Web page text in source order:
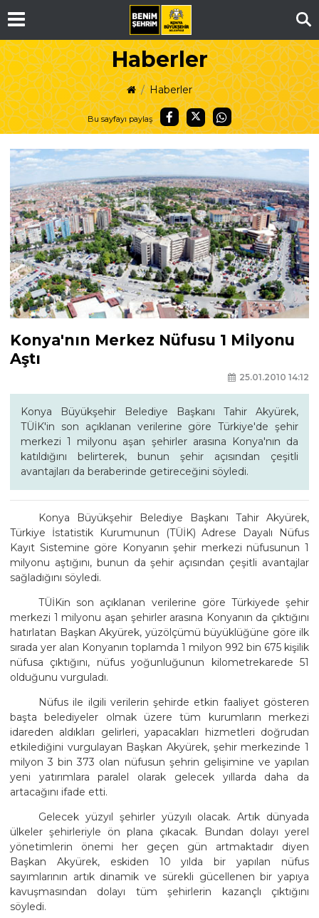
Haberler
Haberler
Bu sayfayı paylaş
Konya'nın Merkez Nüfusu 1 Milyonu
Aştı
25.01.2010 14:12
Konya Büyükşehir Belediye Başkanı Tahir Akyürek,
TÜİK'in son açıklanan verilerine göre Türkiye'de şehir
merkezi 1 milyonu aşan şehirler arasına Konya'nın da
katıldığını belirterek, bunun şehir açısından çeşitli
avantajları da beraberinde getireceğini söyledi.
Konya Büyükşehir Belediye Başkanı Tahir Akyürek,
Türkiye İstatistik Kurumunun (TÜİK) Adrese Dayalı Nüfus
Kayıt Sistemine göre Konyanın şehir merkezi nüfusunun 1
milyonu aştığını, bunun da şehir açısından çeşitli avantajlar
sağladığını söyledi.
TÜİKin son açıklanan verilerine göre Türkiyede şehir
merkezi 1 milyonu aşan şehirler arasına Konyanın da çıktığını
hatırlatan Başkan Akyürek, yüzölçümü büyüklüğüne göre ilk
sırada yer alan Konyanın toplamda 1 milyon 992 bin 675 kişilik
nüfusa çıktığını, nüfus yoğunluğunun kilometrekarede 51
olduğunu vurguladı.
Nüfus ile ilgili verilerin şehirde etkin faaliyet gösteren
başta belediyeler olmak üzere tüm kurumların merkezi
idareden aldıkları gelirleri, yapacakları hizmetleri doğrudan
etkilediğini vurgulayan Başkan Akyürek, şehir merkezinde 1
milyon 3 bin 373 olan nüfusun şehrin gelişimine ve yapılan
yeni yatırımlara paralel olarak gelecek yıllarda daha da
artacağını ifade etti.
Gelecek yüzyıl şehirler yüzyılı olacak. Artık dünyada
ülkeler şehirleriyle ön plana çıkacak. Bundan dolayı yerel
yönetimlerin önemi her geçen gün artmaktadır diyen
Başkan Akyürek, eskiden 10 yılda bir yapılan nüfus
sayımlarının artık dinamik ve sürekli gücellenen bir yapıya
kavuşmasından dolayı tüm şehirlerin kazançlı çıktığını
söyledi.